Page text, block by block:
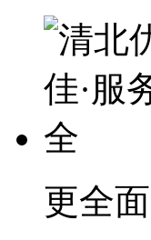
更全面